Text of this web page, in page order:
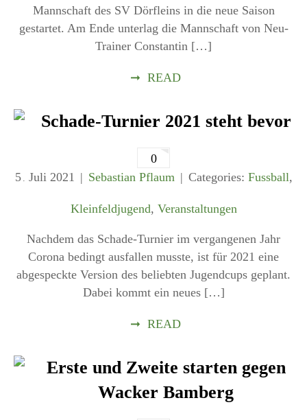
Mannschaft des SV Dörfleins in die neue Saison
gestartet. Am Ende unterlag die Mannschaft von Neu-
Trainer Constantin […]
➞ READ
Schade-Turnier 2021 steht bevor
0
5 . Juli 2021 Sebastian Pflaum Categories: Fussball,
Kleinfeldjugend, Veranstaltungen
Nachdem das Schade-Turnier im vergangenen Jahr
Corona bedingt ausfallen musste, ist für 2021 eine
abgespeckte Version des beliebten Jugendcups geplant.
Dabei kommt ein neues […]
➞ READ
Erste und Zweite starten gegen
Wacker Bamberg